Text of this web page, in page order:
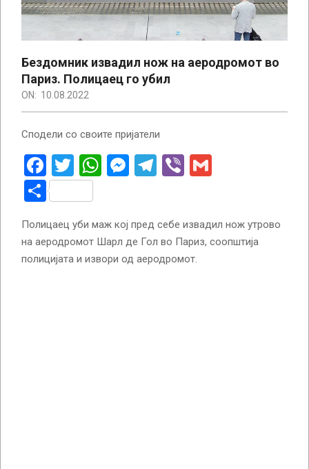
Бездомник извадил нож на аеродромот во
Париз. Полицаец го убил
ON: 10.08.2022
Сподели со своите пријатели
Facebook
Twitter
WhatsApp
Messenger
Telegram
Viber
Share
Полицаец уби маж кој пред себе извадил нож утрово
на аеродромот Шарл де Гол во Париз, соопштија
полицијата и извори од аеродромот.